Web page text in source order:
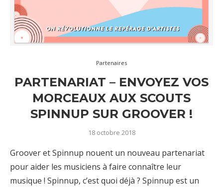
Partenaires
PARTENARIAT – ENVOYEZ VOS
MORCEAUX AUX SCOUTS
SPINNUP SUR GROOVER !
18 octobre 2018
Groover et Spinnup nouent un nouveau partenariat
pour aider les musiciens à faire connaître leur
musique ! Spinnup, c’est quoi déjà ? Spinnup est un